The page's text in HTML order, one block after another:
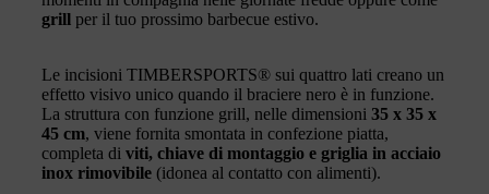
grill per il tuo prossimo barbecue estivo.
Le incisioni TIMBERSPORTS® sui quattro lati creano un
effetto visivo unico quando il braciere nero è in funzione.
La struttura con funzione grill, nelle dimensioni 35 x 35 x
45 cm, viene fornita smontata in confezione piatta,
completa di viti, chiave di montaggio e griglia in acciaio
inox rimovibile (idonea al contatto con alimenti).